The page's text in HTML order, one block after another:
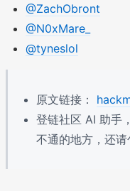
@ZachObront
@N0xMare_
@tyneslol
原文链接：
登链社区 AI 助手
不通的地方，还请